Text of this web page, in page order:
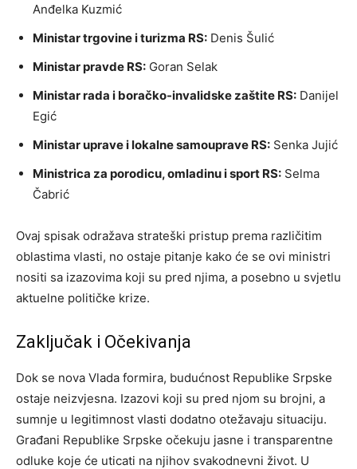
Anđelka Kuzmić
Ministar trgovine i turizma RS: Denis Šulić
Ministar pravde RS: Goran Selak
Ministar rada i boračko-invalidske zaštite RS: Danijel
Egić
Ministar uprave i lokalne samouprave RS: Senka Jujić
Ministrica za porodicu, omladinu i sport RS: Selma
Čabrić
Ovaj spisak odražava strateški pristup prema različitim
oblastima vlasti, no ostaje pitanje kako će se ovi ministri
nositi sa izazovima koji su pred njima, a posebno u svjetlu
aktuelne političke krize.
Zaključak i Očekivanja
Dok se nova Vlada formira, budućnost Republike Srpske
ostaje neizvjesna. Izazovi koji su pred njom su brojni, a
sumnje u legitimnost vlasti dodatno otežavaju situaciju.
Građani Republike Srpske očekuju jasne i transparentne
odluke koje će uticati na njihov svakodnevni život. U